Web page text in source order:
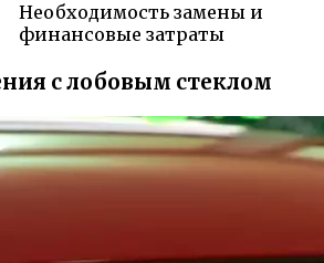
Необходимость замены и
финансовые затраты
с лобовым стеклом